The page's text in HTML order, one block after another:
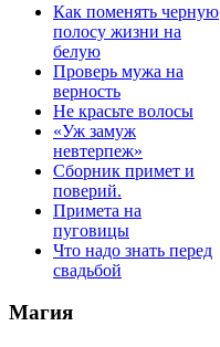
Как поменять черную
полосу жизни на
белую
Проверь мужа на
верность
Не красьте волосы
«Уж замуж
невтерпеж»
Сборник примет и
поверий.
Примета на
пуговицы
Что надо знать перед
свадьбой
Магия